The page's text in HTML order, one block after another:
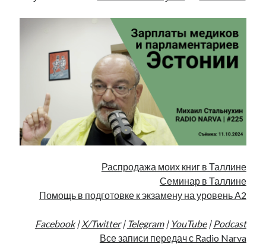
Распродажа моих книг в Таллине
Семинар в Таллине
Помощь в подготовке к экзамену на уровень А2
Facebook| X/Twitter| Telegram| YouTube| Podcast
Все записи передач с Radio Narva